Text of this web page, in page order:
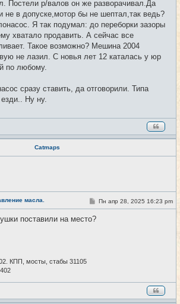
и
Постели р/валов он же разворачивал.Да
не в допуске,мотор бы не шептал,так ведь?
Я так подумал: до переборки зазоры
хватало продавить. А сейчас все
Такое возможно? Мешина 2004
не лазил. С новья лет 12 каталась у юр
по любому.
сразу ставить, да отговорили. Типа
Ну ну.
Catmaps
масла. #4
С
о
Пн апр 28, 2025 16:23 pm
поставили на место?
КПП, мосты, стабы 31105